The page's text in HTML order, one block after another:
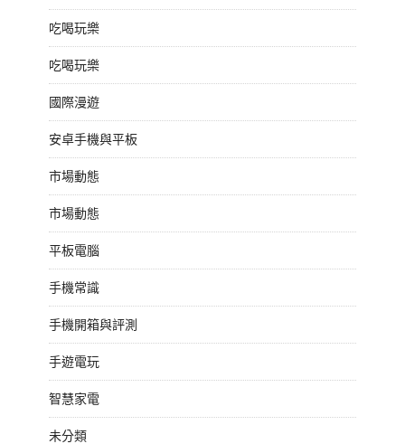
吃喝玩樂
吃喝玩樂
國際漫遊
安卓手機與平板
市場動態
市場動態
平板電腦
手機常識
手機開箱與評測
手遊電玩
智慧家電
未分類